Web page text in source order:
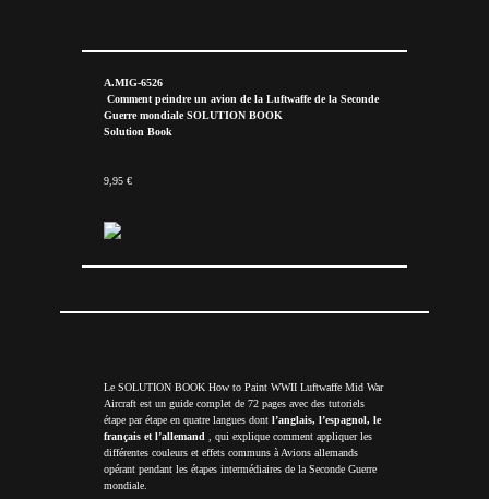
A.MIG-6526
Comment peindre un avion de la Luftwaffe de la Seconde
Guerre mondiale SOLUTION BOOK
Solution Book
9,95 €
Le SOLUTION BOOK How to Paint WWII Luftwaffe Mid War
Aircraft est un guide complet de 72 pages avec des tutoriels
étape par étape en quatre langues dont l’anglais, l’espagnol, le
français et l’allemand , qui explique comment appliquer les
différentes couleurs et effets communs à Avions allemands
opérant pendant les étapes intermédiaires de la Seconde Guerre
mondiale.